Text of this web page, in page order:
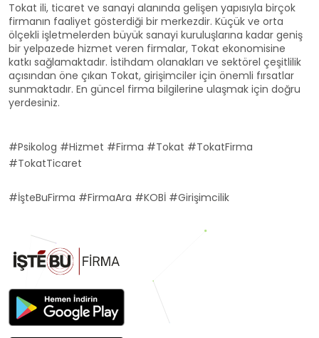
Tokat ili, ticaret ve sanayi alanında gelişen yapısıyla birçok
firmanın faaliyet gösterdiği bir merkezdir. Küçük ve orta
ölçekli işletmelerden büyük sanayi kuruluşlarına kadar geniş
bir yelpazede hizmet veren firmalar, Tokat ekonomisine
katkı sağlamaktadır. İstihdam olanakları ve sektörel çeşitlilik
açısından öne çıkan Tokat, girişimciler için önemli fırsatlar
sunmaktadır. En güncel firma bilgilerine ulaşmak için doğru
yerdesiniz.
#Psikolog #Hizmet #Firma #Tokat #TokatFirma
#TokatTicaret
#İşteBuFirma #FirmaAra #KOBİ #Girişimcilik